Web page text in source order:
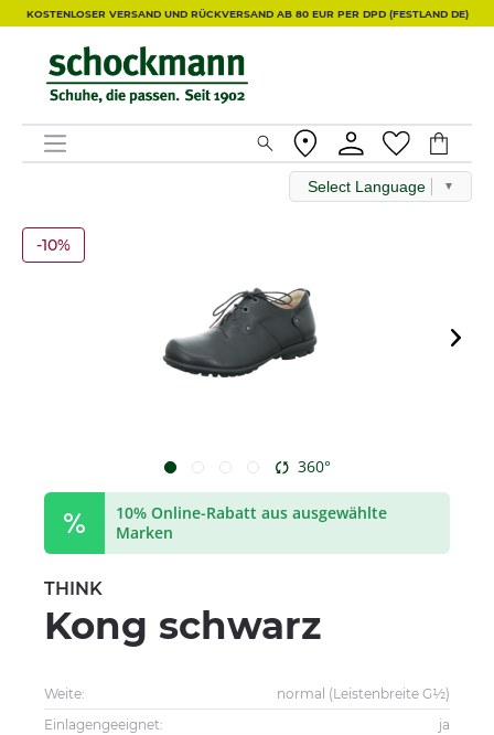
KOSTENLOSER VERSAND UND RÜCKVERSAND AB 80 EUR PER DPD (FESTLAND DE)
Select Language ▼
-10%
360°
10% Online-Rabatt aus ausgewählte
Marken
THINK
Kong schwarz
Weite:
normal (Leistenbreite G½)
Einlagengeeignet:
ja